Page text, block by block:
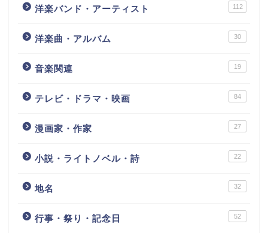
洋楽バンド・アーティスト 112
洋楽曲・アルバム 30
音楽関連 19
テレビ・ドラマ・映画 84
漫画家・作家 27
小説・ライトノベル・詩 22
地名 32
行事・祭り・記念日 52